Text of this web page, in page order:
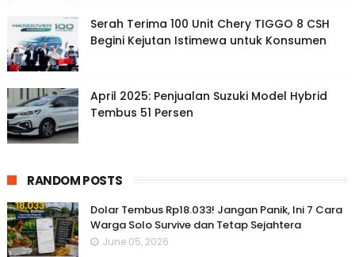
Serah Terima 100 Unit Chery TIGGO 8 CSH
Begini Kejutan Istimewa untuk Konsumen
April 2025: Penjualan Suzuki Model Hybrid
Tembus 51 Persen
RANDOM POSTS
Dolar Tembus Rp18.033! Jangan Panik, Ini 7 Cara
Warga Solo Survive dan Tetap Sejahtera
June 05, 2026